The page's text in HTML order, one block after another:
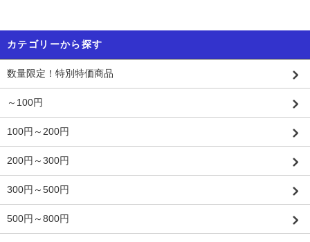
カテゴリーから探す
数量限定！特別特価商品
～100円
100円～200円
200円～300円
300円～500円
500円～800円